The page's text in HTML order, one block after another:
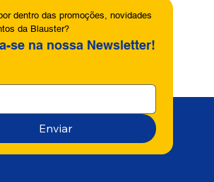
dentro das promoções, novidades
da Blauster?
se na nossa Newsletter!
Enviar